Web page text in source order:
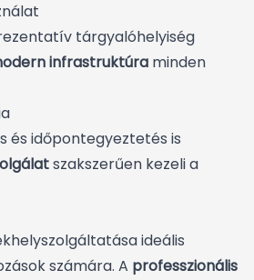
tárgyalóhelyiség
infrastruktúra minden
és időpontegyeztetés is
szakszerűen kezeli a
ideális
számára. A professzionális